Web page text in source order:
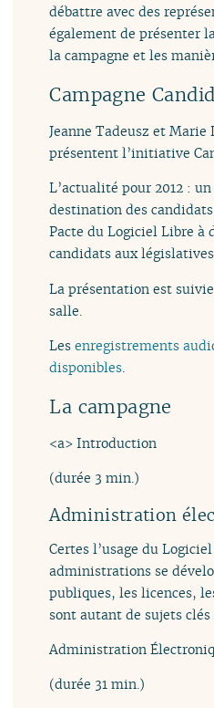
débattre avec des
également de présenter
la campagne et les
Campagne
Jeanne Tadeusz et Marie
présentent l’initiative
L’actualité pour 2012 :
destination des
Pacte du Logiciel Libre à
candidats aux législatives
La présentation est
salle.
Lesenregistrements
disponibles.
La campagne
<a> Introduction
(durée 3 min.)
Administration
Certes l’usage du
administrations se
publiques, les licences,
sont autant de sujets clés
Administration
(durée 31 min.)